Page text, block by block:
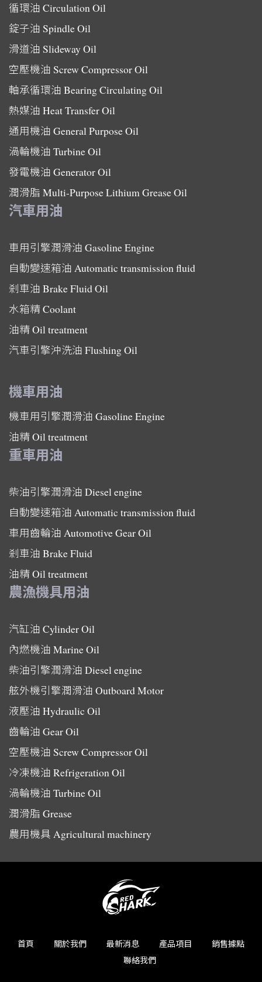
循環油 Circulation Oil
錠子油 Spindle Oil
滑道油 Slideway Oil
空壓機油 Screw Compressor Oil
軸承循環油 Bearing Circulating Oil
熱媒油 Heat Transfer Oil
通用機油 General Purpose Oil
渦輪機油 Turbine Oil
發電機油 Generator Oil
潤滑脂 Multi-Purpose Lithium Grease Oil
汽車用油
車用引擎潤滑油 Gasoline Engine
自動變速箱油 Automatic transmission fluid
剎車油 Brake Fluid Oil
水箱精Coolant
油精Oil treatment
汽車引擎沖洗油 Flushing Oil
機車用油
機車用引擎潤滑油 Gasoline Engine
油精Oil treatment
重車用油
柴油引擎潤滑油 Diesel engine
自動變速箱油 Automatic transmission fluid
車用齒輪油 Automotive Gear Oil
剎車油 Brake Fluid
油精Oil treatment
農漁機具用油
汽缸油 Cylinder Oil
內燃機油 Marine Oil
柴油引擎潤滑油 Diesel engine
舷外機引擎潤滑油 Outboard Motor
液壓油 Hydraulic Oil
齒輪油 Gear Oil
空壓機油 Screw Compressor Oil
冷凍機油 Refrigeration Oil
渦輪機油 Turbine Oil
潤滑脂 Grease
農用機具 Agricultural machinery
首頁 關於我們 最新消息 產品項目
銷售據點
聯絡我們